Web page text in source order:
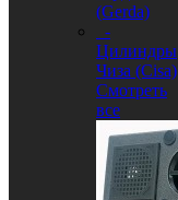
(Gerda)
-
Цилиндры
Чиза (Cisa)
Смотреть
все